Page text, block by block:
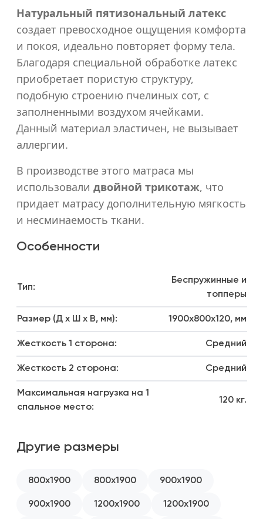
1000x1000
800x2000
900x2000
900x2000
1200x2000
1400x2000
1600x2000
1600x2000
1800x2000
Натуральный пятизональный латекс
создает превосходное ощущения комфорта
и покоя, идеально повторяет форму тела.
Благодаря специальной обработке латекс
приобретает пористую структуру,
подобную строению пчелиных сот, с
заполненными воздухом ячейками.
Данный материал эластичен, не вызывает
аллергии.
В производстве этого матраса мы
использовали двойной трикотаж, что
придает матрасу дополнительную мягкость
и несминаемость ткани.
Особенности
Тип:
Беспружинные и
топперы
Размер (Д х Ш х В, мм): 1900x800x120, мм
Жесткость 1 сторона: Средний
Жесткость 2 сторона: Средний
Максимальная нагрузка на 1
спальное место:
120 кг.
Другие размеры
800x1900 800x1900 900x1900
900x1900 1200x1900 1200x1900